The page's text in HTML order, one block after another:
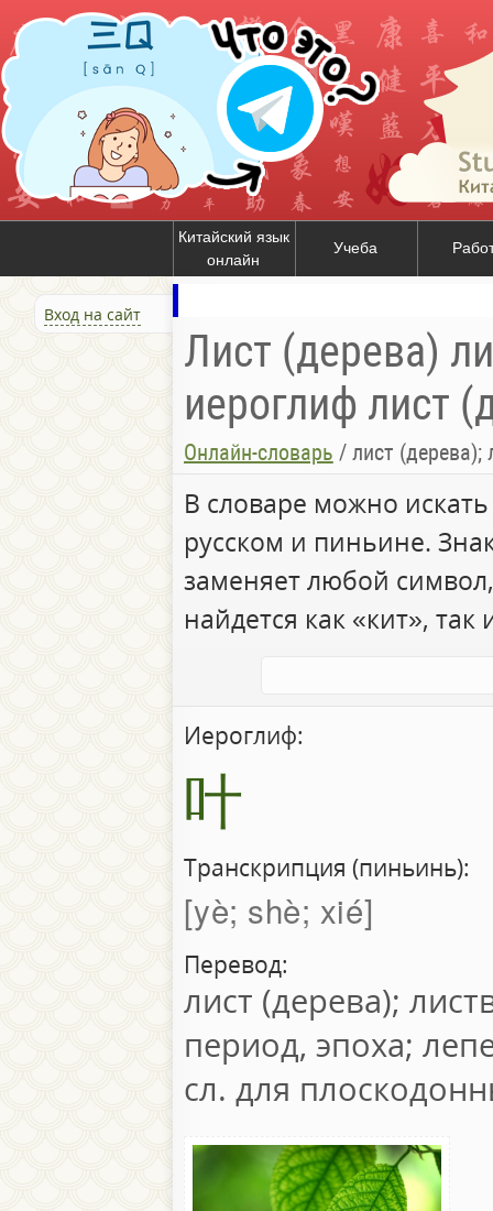
Китайский язык
онлайн
Учеба
Вход на сайт
Лист (дерева)
иероглиф лист
Онлайн-словарь / лист (дерева); листва;
В словаре можно
русском и пиньине.
заменяет любой
найдется как «кит», так
Иероглиф:
叶
Транскрипция (пиньинь):
yè; shè; xié
Перевод:
лист (дерева);
период, эпоха;
сл. для